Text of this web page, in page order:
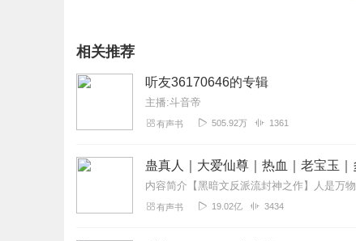
相关推荐
听友36170646的专辑
主播:斗音帝
有声书 505.92万 1361
蛊真人｜大爱仙尊｜热血｜老宝玉
有声书 19.02亿 3434